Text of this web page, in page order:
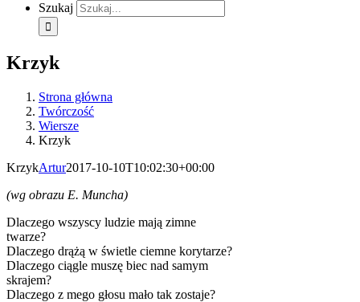
Szukaj
Krzyk
Strona główna
Twórczość
Wiersze
Krzyk
KrzykArtur2017-10-10T10:02:30+00:00
(wg obrazu E. Muncha)
Dlaczego wszyscy ludzie mają zimne
twarze?
Dlaczego drążą w świetle ciemne korytarze?
Dlaczego ciągle muszę biec nad samym
skrajem?
Dlaczego z mego głosu mało tak zostaje?